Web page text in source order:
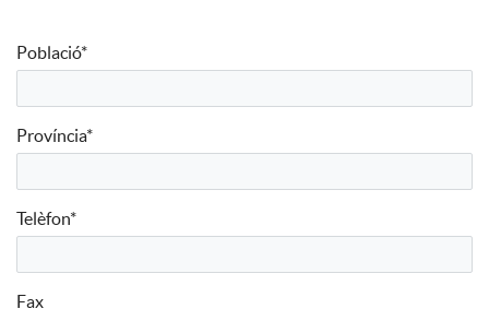
Població*
Província*
Telèfon*
Fax